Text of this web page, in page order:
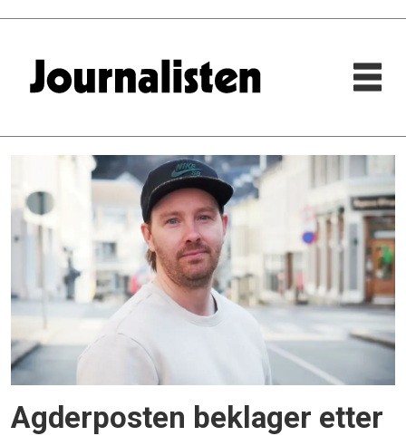
Tag:
øystein
bjerkestrand
Agderposten beklager etter